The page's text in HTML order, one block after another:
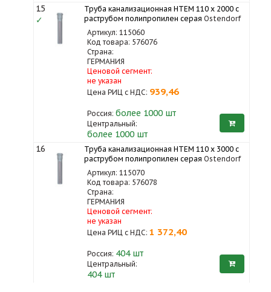
15
✓
Труба канализационная HTEM 110 x 2000 с
раструбом полипропилен серая Ostendorf
Артикул: 115060
Код товара: 576076
Страна:
ГЕРМАНИЯ
Ценовой сегмент:
не указан
Цена РИЦ с НДС: 939,46
Россия: более 1000 шт
Центральный:
более 1000 шт
16
Труба канализационная HTEM 110 x 3000 с
раструбом полипропилен серая Ostendorf
Артикул: 115070
Код товара: 576078
Страна:
ГЕРМАНИЯ
Ценовой сегмент:
не указан
Цена РИЦ с НДС: 1 372,40
Россия: 404 шт
Центральный:
404 шт